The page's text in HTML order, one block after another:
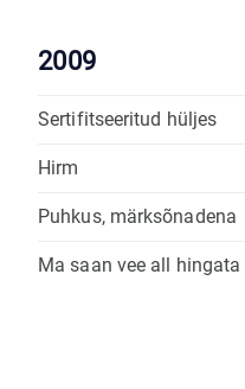
2009
Sertifitseeritud hüljes
Hirm
Puhkus, märksõnadena
Ma saan vee all hingata